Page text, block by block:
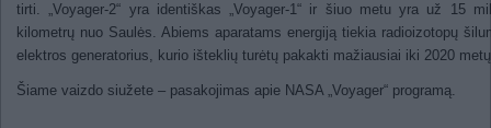
tirti. „Voyager-2“ yra identiškas „Voyager-1“ ir šiuo metu yra už 15
kilometrų nuo Saulės. Abiems aparatams energiją tiekia radioizotopų
elektros generatorius, kurio išteklių turėtų pakakti mažiausiai iki 2020
Šiame vaizdo siužete – pasakojimas apie NASA „Voyager“ programą.